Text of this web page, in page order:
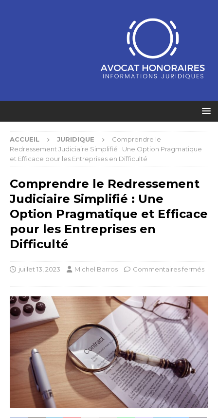
ACCUEIL JURIDIQUE
Comprendre le
Redressement Judiciaire Simplifié : Une Option Pragmatique
et Efficace pour les Entreprises en Difficulté
Comprendre le Redressement
Judiciaire Simplifié : Une
Option Pragmatique et Efficace
pour les Entreprises en
Difficulté
juillet 13, 2023 Michel Barros Commentaires fermés